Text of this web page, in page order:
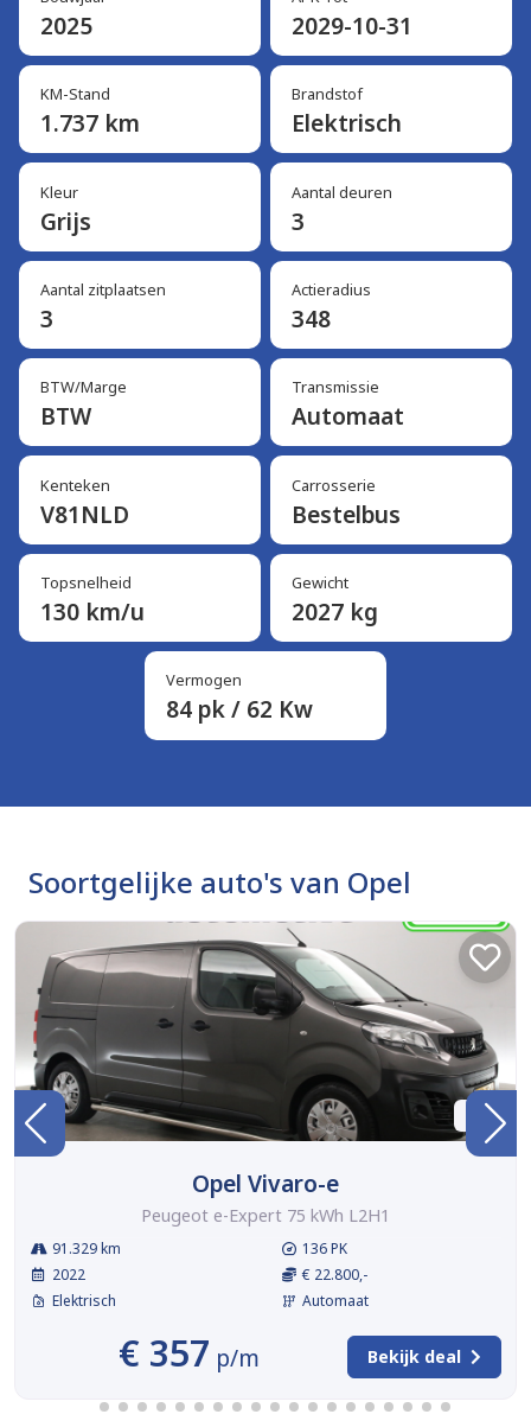
2025 2029-10-31
KM-Stand
1.737 km
Brandstof
Elektrisch
Kleur
Grijs
Aantal deuren
3
Aantal zitplaatsen
3
Actieradius
348
BTW/Marge
BTW
Transmissie
Automaat
Kenteken
V81NLD
Carrosserie
Bestelbus
Topsnelheid
130 km/u
Gewicht
2027 kg
Vermogen
84 pk / 62 Kw
Soortgelijke auto's van Opel
BTW
Opel Vivaro-e
Peugeot e-Expert 75 kWh L2H1
91.329 km
2022
Elektrisch
136 PK
€ 22.800,-
Automaat
€ 357 p/m Bekijk deal